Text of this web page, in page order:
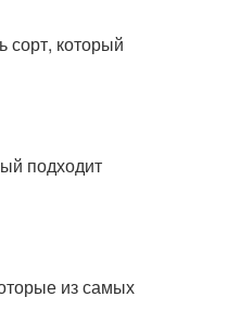
который
подходит
из самых